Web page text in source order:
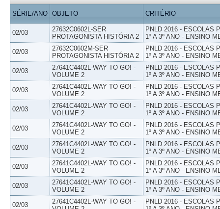
SÉRIE/ANO OBJETO CRITÉRIO
02/03
27632C0602L-SER
PROTAGONISTA HISTÓRIA 2
PNLD 2016 - ESCOLAS
1º A 3º ANO - ENSINO
02/03
27632C0602M-SER
PROTAGONISTA HISTÓRIA 2
PNLD 2016 - ESCOLAS
1º A 3º ANO - ENSINO
02/03
27641C4402L-WAY TO GO! -
VOLUME 2
PNLD 2016 - ESCOLAS
1º A 3º ANO - ENSINO
02/03
27641C4402L-WAY TO GO! -
VOLUME 2
PNLD 2016 - ESCOLAS
1º A 3º ANO - ENSINO
02/03
27641C4402L-WAY TO GO! -
VOLUME 2
PNLD 2016 - ESCOLAS
1º A 3º ANO - ENSINO
02/03
27641C4402L-WAY TO GO! -
VOLUME 2
PNLD 2016 - ESCOLAS
1º A 3º ANO - ENSINO
02/03
27641C4402L-WAY TO GO! -
VOLUME 2
PNLD 2016 - ESCOLAS
1º A 3º ANO - ENSINO
02/03
27641C4402L-WAY TO GO! -
VOLUME 2
PNLD 2016 - ESCOLAS
1º A 3º ANO - ENSINO
02/03
27641C4402L-WAY TO GO! -
VOLUME 2
PNLD 2016 - ESCOLAS
1º A 3º ANO - ENSINO
02/03
27641C4402L-WAY TO GO! -
PNLD 2016 - ESCOLAS